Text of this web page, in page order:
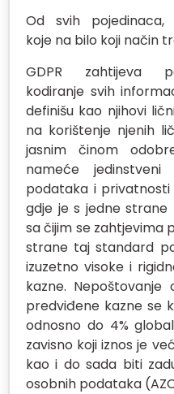
Od svih pojedinaca,
koje na bilo koji način
GDPR zahtijeva
kodiranje svih
definišu kao njihovi
na korištenje njenih
jasnim činom
nameće
podataka i privatnosti
gdje je s jedne
sa čijim se zahtjevima
strane taj standard
izuzetno visoke i
kazne.
predviđene kazne se
odnosno do 4%
zavisno koji iznos je
kao i do sada biti
osobnih podataka